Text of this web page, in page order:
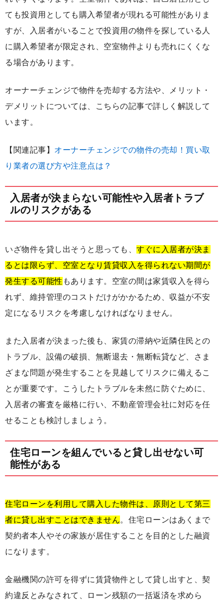
ても投資用としても購入希望者が現れる可能性がありま
すが、入居者がいることで投資用の物件を探している人
に購入希望者が限定され、空室物件よりも売れにくくな
る場合があります。
オーナーチェンジで物件を売却する方法や、メリット・
デメリットについては、こちらの記事で詳しく解説して
います。
【関連記事】 オーナーチェンジでの物件の売却！買い取
り業者の選び方や注意点は？
入居者が決まらない可能性や入居者トラブ
ルのリスクがある
いざ物件を貸し出そうと思っても、 すぐに入居者が決ま
るとは限らず、空室となり賃貸収入を得られない期間が
発生する可能性 もあります。空室の間は家賃収入を得ら
れず、維持管理のコストだけがかかるため、収益が不安
定になるリスクを考慮しなければなりません。
また入居者が決まった後も、家賃の滞納や近隣住民との
トラブル、設備の破損、無断退去・無断転貸など、さま
ざまな問題が発生することを見越してリスクに備えるこ
とが重要です。こうしたトラブルを未然に防ぐために、
入居者の審査を厳格に行い、不動産管理会社に対応を任
せることも検討しましょう。
住宅ローンを組んでいると貸し出せない可
能性がある
住宅ローンを利用して購入した物件は、原則として第三
者に貸し出すことはできません。住宅ローンはあくまで
契約者本人やその家族が居住することを目的とした融資
になります。
金融機関の許可を得ずに賃貸物件として貸し出すと、契
約違反とみなされて、ローン残額の一括返済を求めら